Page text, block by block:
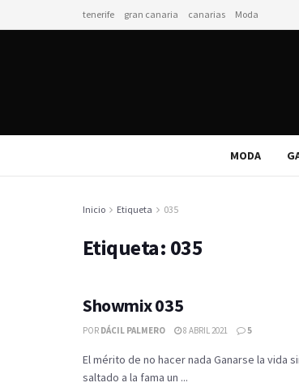
tenerife gran canaria canarias Moda
MODA
Inicio Etiqueta 035
Etiqueta: 035
Showmix 035
POR DÁCIL PALMERO 8 ABRIL 2021 5
El mérito de no hacer nada Ganarse la vida
saltado a la fama un ...